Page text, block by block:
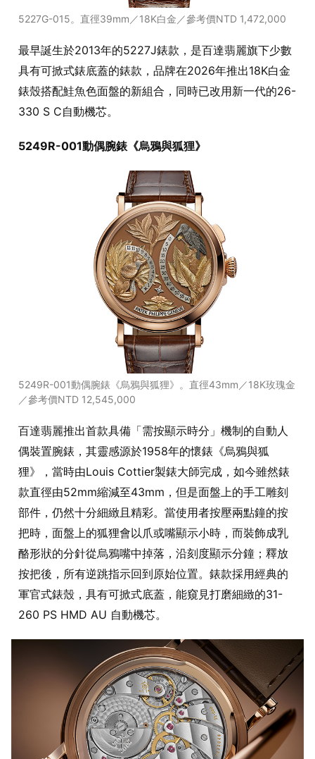
5227G-015。直徑39mm／18K白金／參考價NTD 1,472,000
最早誕生於2013年的5227J錶款，是百達翡麗旗下少數
具有可掀式錶底蓋的錶款，品牌在2026年推出18K白金
錶殼搭配鮭魚色面盤的新組合，同時已改用新一代的26-
330 S C自動機芯。
5249R-001動偶腕錶《烏鴉與狐狸》
5249R-001動偶腕錶《烏鴉與狐狸》。直徑43mm／18K玫瑰金
／參考價NTD 12,545,000
百達翡麗推出首款具備「需按顯示時分」機制的自動人
偶裝置腕錶，其靈感源於1958年的懷錶《烏鴉與狐
狸》，當時由Louis Cottier製錶大師完成，如今雖然錶
款直徑由52mm縮減至43mm，但是面盤上的手工雕刻
部件，仍然十分細緻且精彩。當使用者按壓兩點鐘的按
把時，面盤上的狐狸會以爪或嘴顯示小時，而裝飾成乳
酪形狀的分針從烏鴉嘴中掉落，沿刻度顯示分鐘；釋放
按把後，所有逆跳指示回到原始位置。錶款採用經典的
軍官式錶殼，具有可掀式底蓋，能窺見打磨細緻的31-
260 PS HMD AU 自動機芯。